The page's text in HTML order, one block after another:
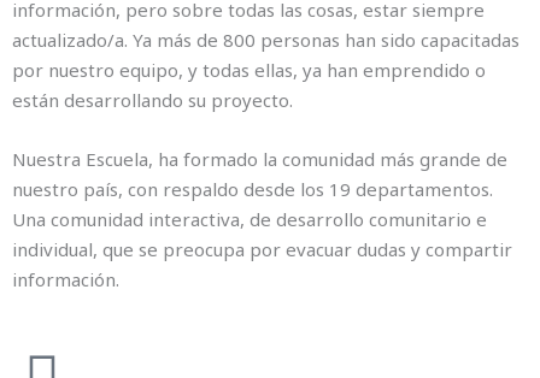
información, pero sobre todas las cosas, estar siempre
actualizado/a. Ya más de 800 personas han sido capacitadas
por nuestro equipo, y todas ellas, ya han emprendido o
están desarrollando su proyecto.
Nuestra Escuela, ha formado la comunidad más grande de
nuestro país, con respaldo desde los 19 departamentos.
Una comunidad interactiva, de desarrollo comunitario e
individual, que se preocupa por evacuar dudas y compartir
información.